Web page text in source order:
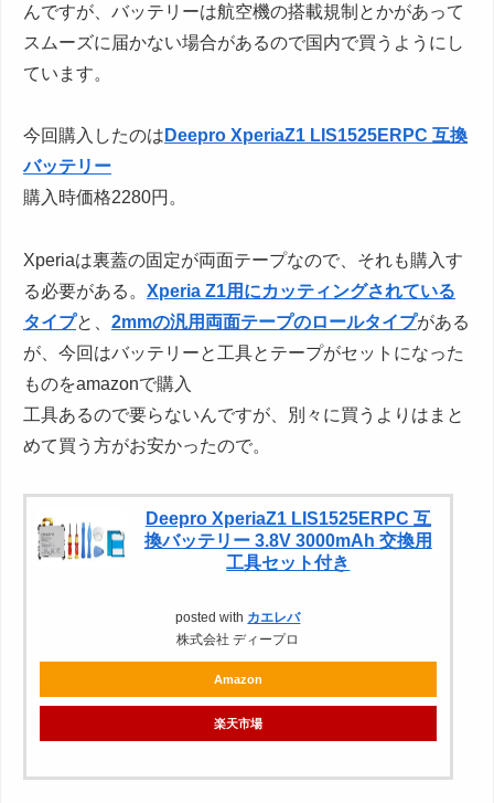
んですが、バッテリーは航空機の搭載規制とかがあって
スムーズに届かない場合があるので国内で買うようにし
ています。
今回購入したのは Deepro XperiaZ1 LIS1525ERPC 互換
バッテリー
購入時価格2280円。
Xperiaは裏蓋の固定が両面テープなので、それも購入す
る必要がある。 Xperia Z1用にカッティングされている
タイプと、 2mmの汎用両面テープのロールタイプがある
が、今回はバッテリーと工具とテープがセットになった
ものをamazonで購入
工具あるので要らないんですが、別々に買うよりはまと
めて買う方がお安かったので。
Deepro XperiaZ1 LIS1525ERPC 互
換バッテリー 3.8V 3000mAh 交換用
工具セット付き
posted with カエレバ
株式会社 ディープロ
Amazon
楽天市場